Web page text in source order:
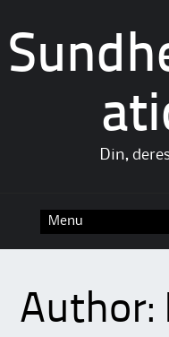
Din,
Author: